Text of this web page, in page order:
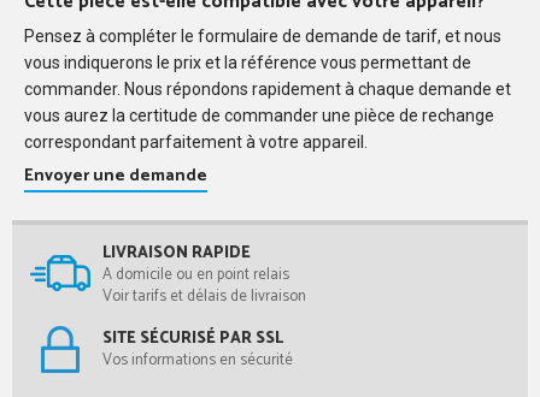
Pensez à compléter le formulaire de demande de tarif, et nous
vous indiquerons le prix et la référence vous permettant de
commander. Nous répondons rapidement à chaque demande et
vous aurez la certitude de commander une pièce de rechange
correspondant parfaitement à votre appareil.
Envoyer une demande
LIVRAISON RAPIDE
A domicile ou en point relais
Voir tarifs et délais de livraison
SITE SÉCURISÉ PAR SSL
Vos informations en sécurité